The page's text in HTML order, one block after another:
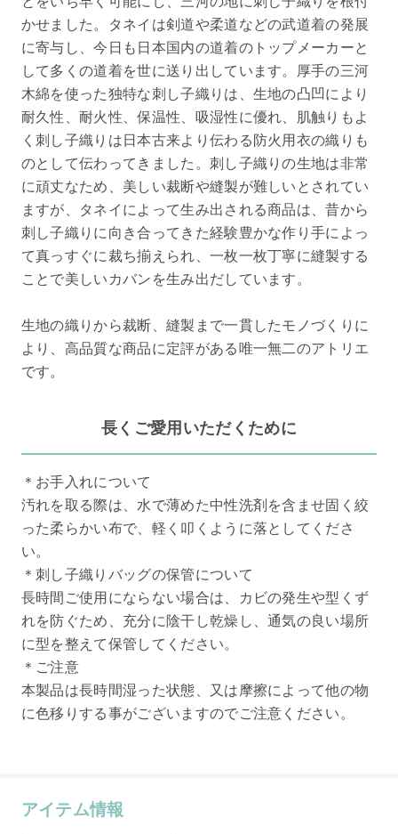
かせました。タネイは剣道や柔道などの武道着の発展
に寄与し、今日も日本国内の道着のトップメーカーと
して多くの道着を世に送り出しています。厚手の三河
木綿を使った独特な刺し子織りは、生地の凸凹により
耐久性、耐火性、保温性、吸湿性に優れ、肌触りもよ
く刺し子織りは日本古来より伝わる防火用衣の織りも
のとして伝わってきました。刺し子織りの生地は非常
に頑丈なため、美しい裁断や縫製が難しいとされてい
ますが、タネイによって生み出される商品は、昔から
刺し子織りに向き合ってきた経験豊かな作り手によっ
て真っすぐに裁ち揃えられ、一枚一枚丁寧に縫製する
ことで美しいカバンを生み出だしています。
生地の織りから裁断、縫製まで一貫したモノづくりに
より、高品質な商品に定評がある唯一無二のアトリエ
です。
長くご愛用いただくために
＊お手入れについて
汚れを取る際は、水で薄めた中性洗剤を含ませ固く絞
った柔らかい布で、軽く叩くように落としてくださ
い。
＊刺し子織りバッグの保管について
長時間ご使用にならない場合は、カビの発生や型くず
れを防ぐため、充分に陰干し乾燥し、通気の良い場所
に型を整えて保管してください。
＊ご注意
本製品は長時間湿った状態、又は摩擦によって他の物
に色移りする事がございますのでご注意ください。
アイテム情報